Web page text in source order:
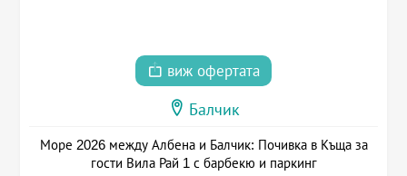
виж офертата
Балчик
Море 2026 между Албена и Балчик: Почивка в Къща за
гости Вила Рай 1 с барбекю и паркинг